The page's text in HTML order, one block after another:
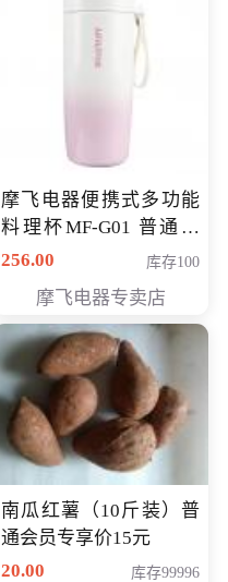
摩飞电器便携式多功能
料理杯MF-G01 普通会
员专享价格118元
256.00 库存100
摩飞电器专卖店
南瓜红薯（10斤装）普
通会员专享价15元
20.00
库存99996